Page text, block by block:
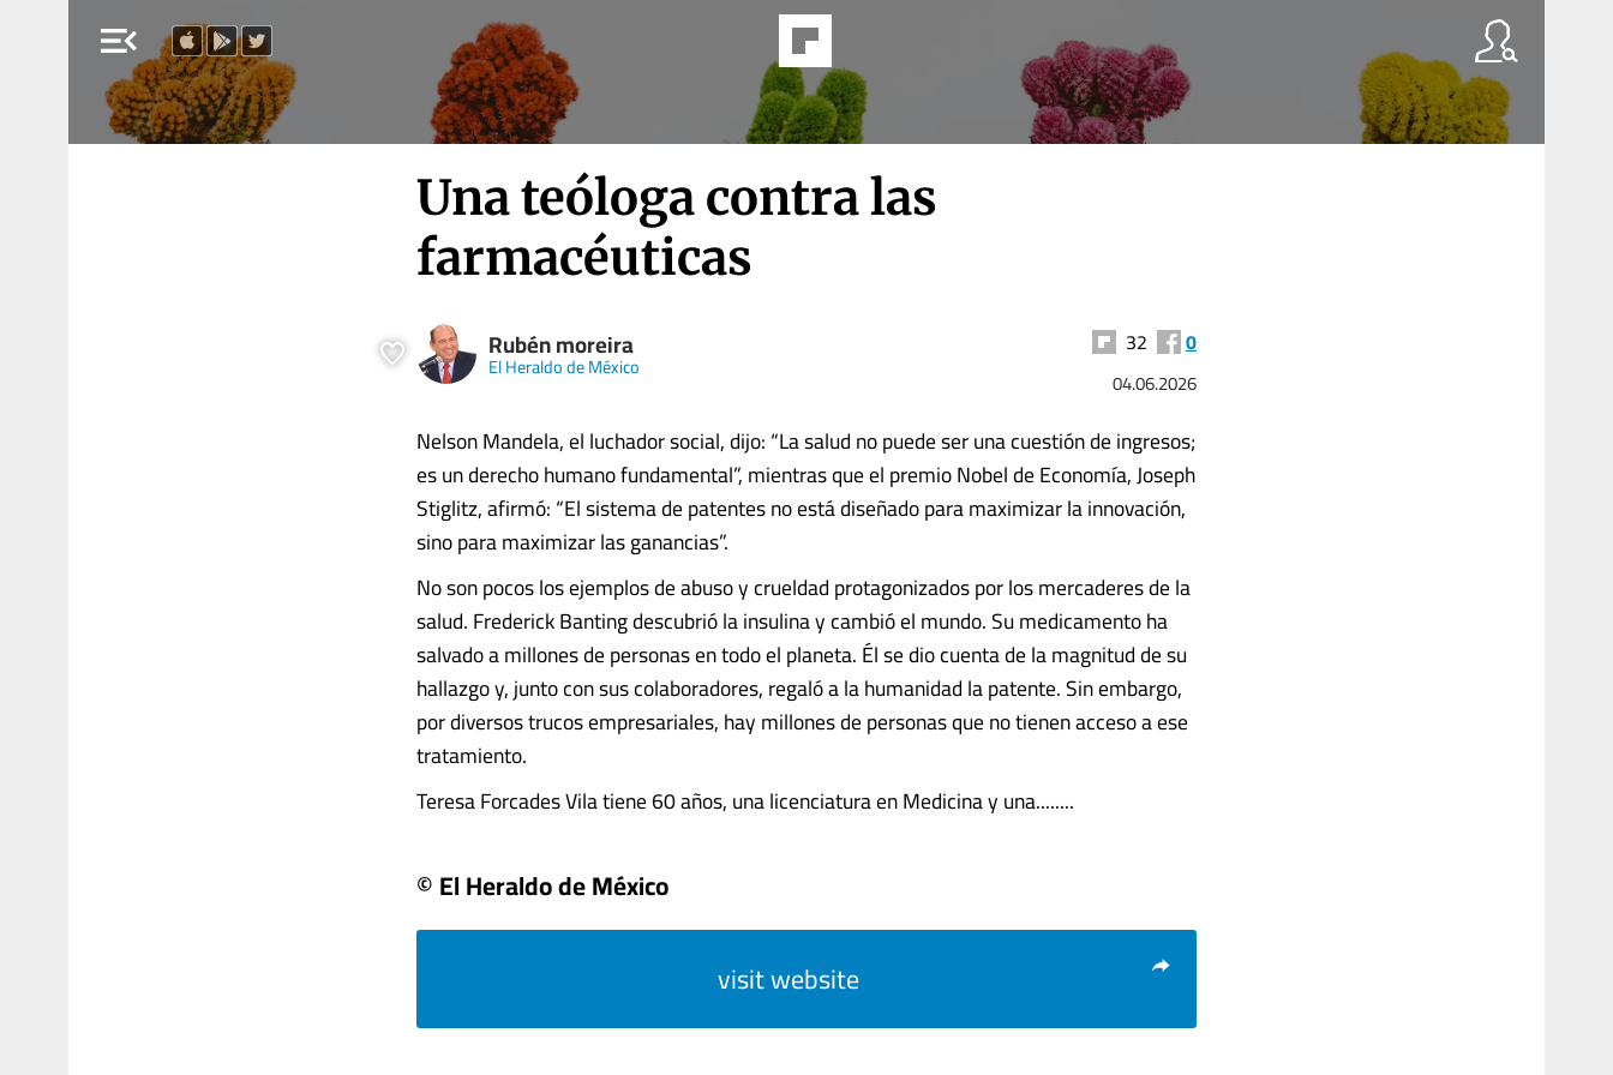
menu_open
Una teóloga contra las
farmacéuticas
Rubén moreira
El Heraldo de México
32 0
04.06.2026
Nelson Mandela, el luchador social, dijo: “La salud no puede ser una cuestión de ingresos;
es un derecho humano fundamental”, mientras que el premio Nobel de Economía, Joseph
Stiglitz, afirmó: “El sistema de patentes no está diseñado para maximizar la innovación,
sino para maximizar las ganancias”.
No son pocos los ejemplos de abuso y crueldad protagonizados por los mercaderes de la
salud. Frederick Banting descubrió la insulina y cambió el mundo. Su medicamento ha
salvado a millones de personas en todo el planeta. Él se dio cuenta de la magnitud de su
hallazgo y, junto con sus colaboradores, regaló a la humanidad la patente. Sin embargo,
por diversos trucos empresariales, hay millones de personas que no tienen acceso a ese
tratamiento.
Teresa Forcades Vila tiene 60 años, una licenciatura en Medicina y una........
© El Heraldo de México
visit website